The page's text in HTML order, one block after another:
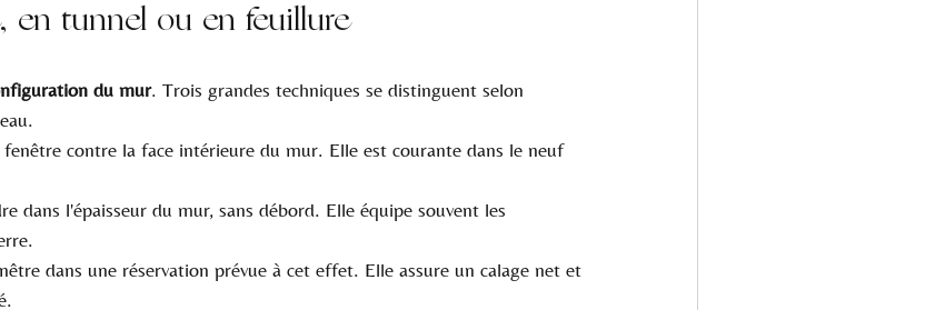
en tunnel ou en feuillure
du mur. Trois grandes techniques se distinguent selon
contre la face intérieure du mur. Elle est courante dans le neuf
dans l'épaisseur du mur, sans débord. Elle équipe souvent les
dans une réservation prévue à cet effet. Elle assure un calage net et